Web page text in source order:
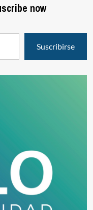
now
Suscribirse